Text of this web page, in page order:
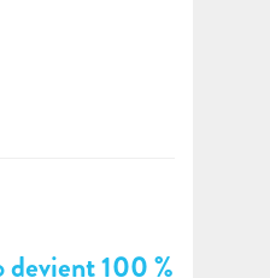
devient 100 %